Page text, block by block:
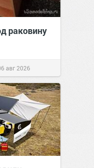
раковину
авг 2026